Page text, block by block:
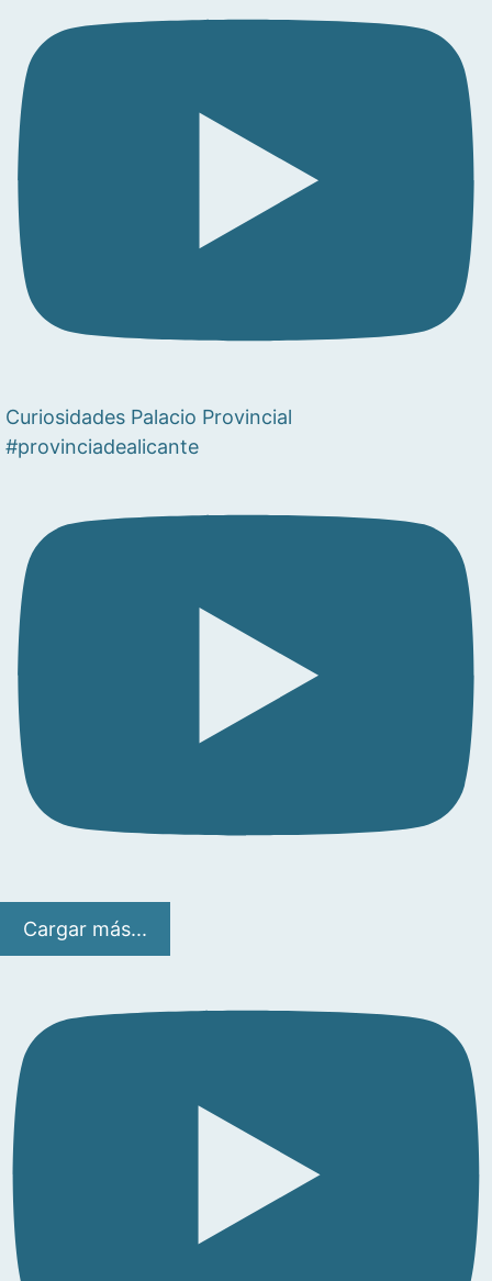
Curiosidades Palacio Provincial
#provinciadealicante
Cargar más...